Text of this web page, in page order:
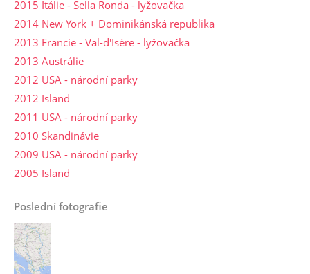
2015 Itálie - Sella Ronda - lyžovačka
2014 New York + Dominikánská republika
2013 Francie - Val-d'Isère - lyžovačka
2013 Austrálie
2012 USA - národní parky
2012 Island
2011 USA - národní parky
2010 Skandinávie
2009 USA - národní parky
2005 Island
Poslední fotografie